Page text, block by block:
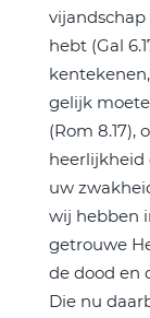
hebt (Gal
gelijk
(Rom
heerlijkheid
uw
wij hebben
getrouwe
de dood en
Die nu